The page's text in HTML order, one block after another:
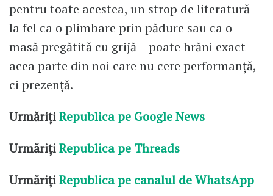
pentru toate acestea, un strop de literatură –
la fel ca o plimbare prin pădure sau ca o
masă pregătită cu grijă – poate hrăni exact
acea parte din noi care nu cere performanță,
ci prezență.
UrmărițiRepublica pe Google News
UrmărițiRepublica pe Threads
UrmărițiRepublica pe canalul de WhatsApp